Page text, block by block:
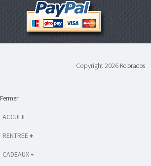
Copyright 2026 Kolorados
Fermer
ACCUEIL
RENTREE ♦
CADEAUX